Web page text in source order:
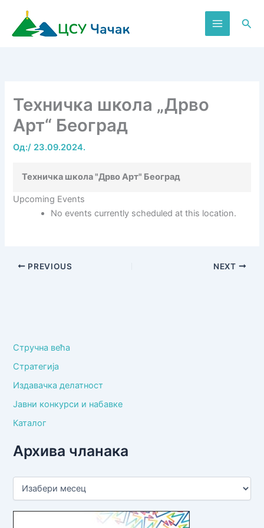
садржај
Техничка школа „Дрво
Арт“ Београд
Од:/ 23.09.2024.
Техничка школа "Дрво Арт" Београд
Upcoming Events
No events currently scheduled at this location.
PREVIOUS NEXT
Стручна већа
Стратегија
Издавачка делатност
Јавни конкурси и набавке
Каталог
Архива чланака
А